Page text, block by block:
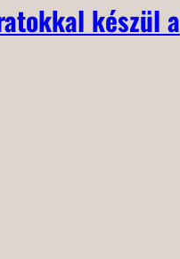
készül a